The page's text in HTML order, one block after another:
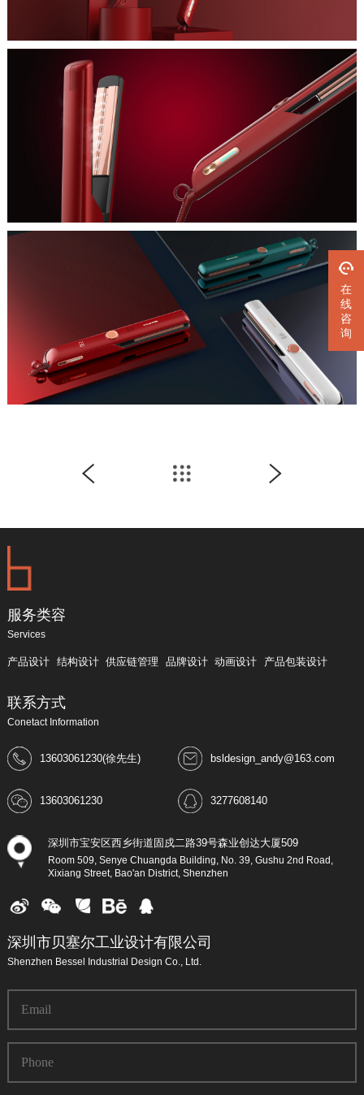
在
线
咨
询
服务类容
Services
产品设计 结构设计 供应链管理 品牌设计 动画设计 产品包装设计
联系方式
Conetact Information
13603061230(徐先生) bsldesign_andy@163.com
13603061230 3277608140
深圳市宝安区西乡街道固戍二路39号森业创达大厦509
Room 509, Senye Chuangda Building, No. 39, Gushu 2nd Road,
Xixiang Street, Bao'an District, Shenzhen
深圳市贝塞尔工业设计有限公司
Shenzhen Bessel Industrial Design Co., Ltd.